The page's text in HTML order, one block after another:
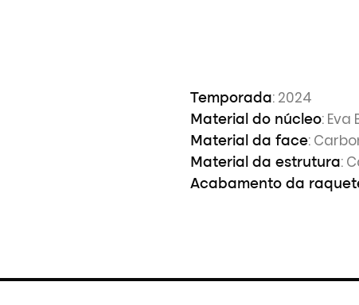
Temporada: 2024
Material do núcleo: Eva
Material da face:
Material da estrutura:
Acabamento da